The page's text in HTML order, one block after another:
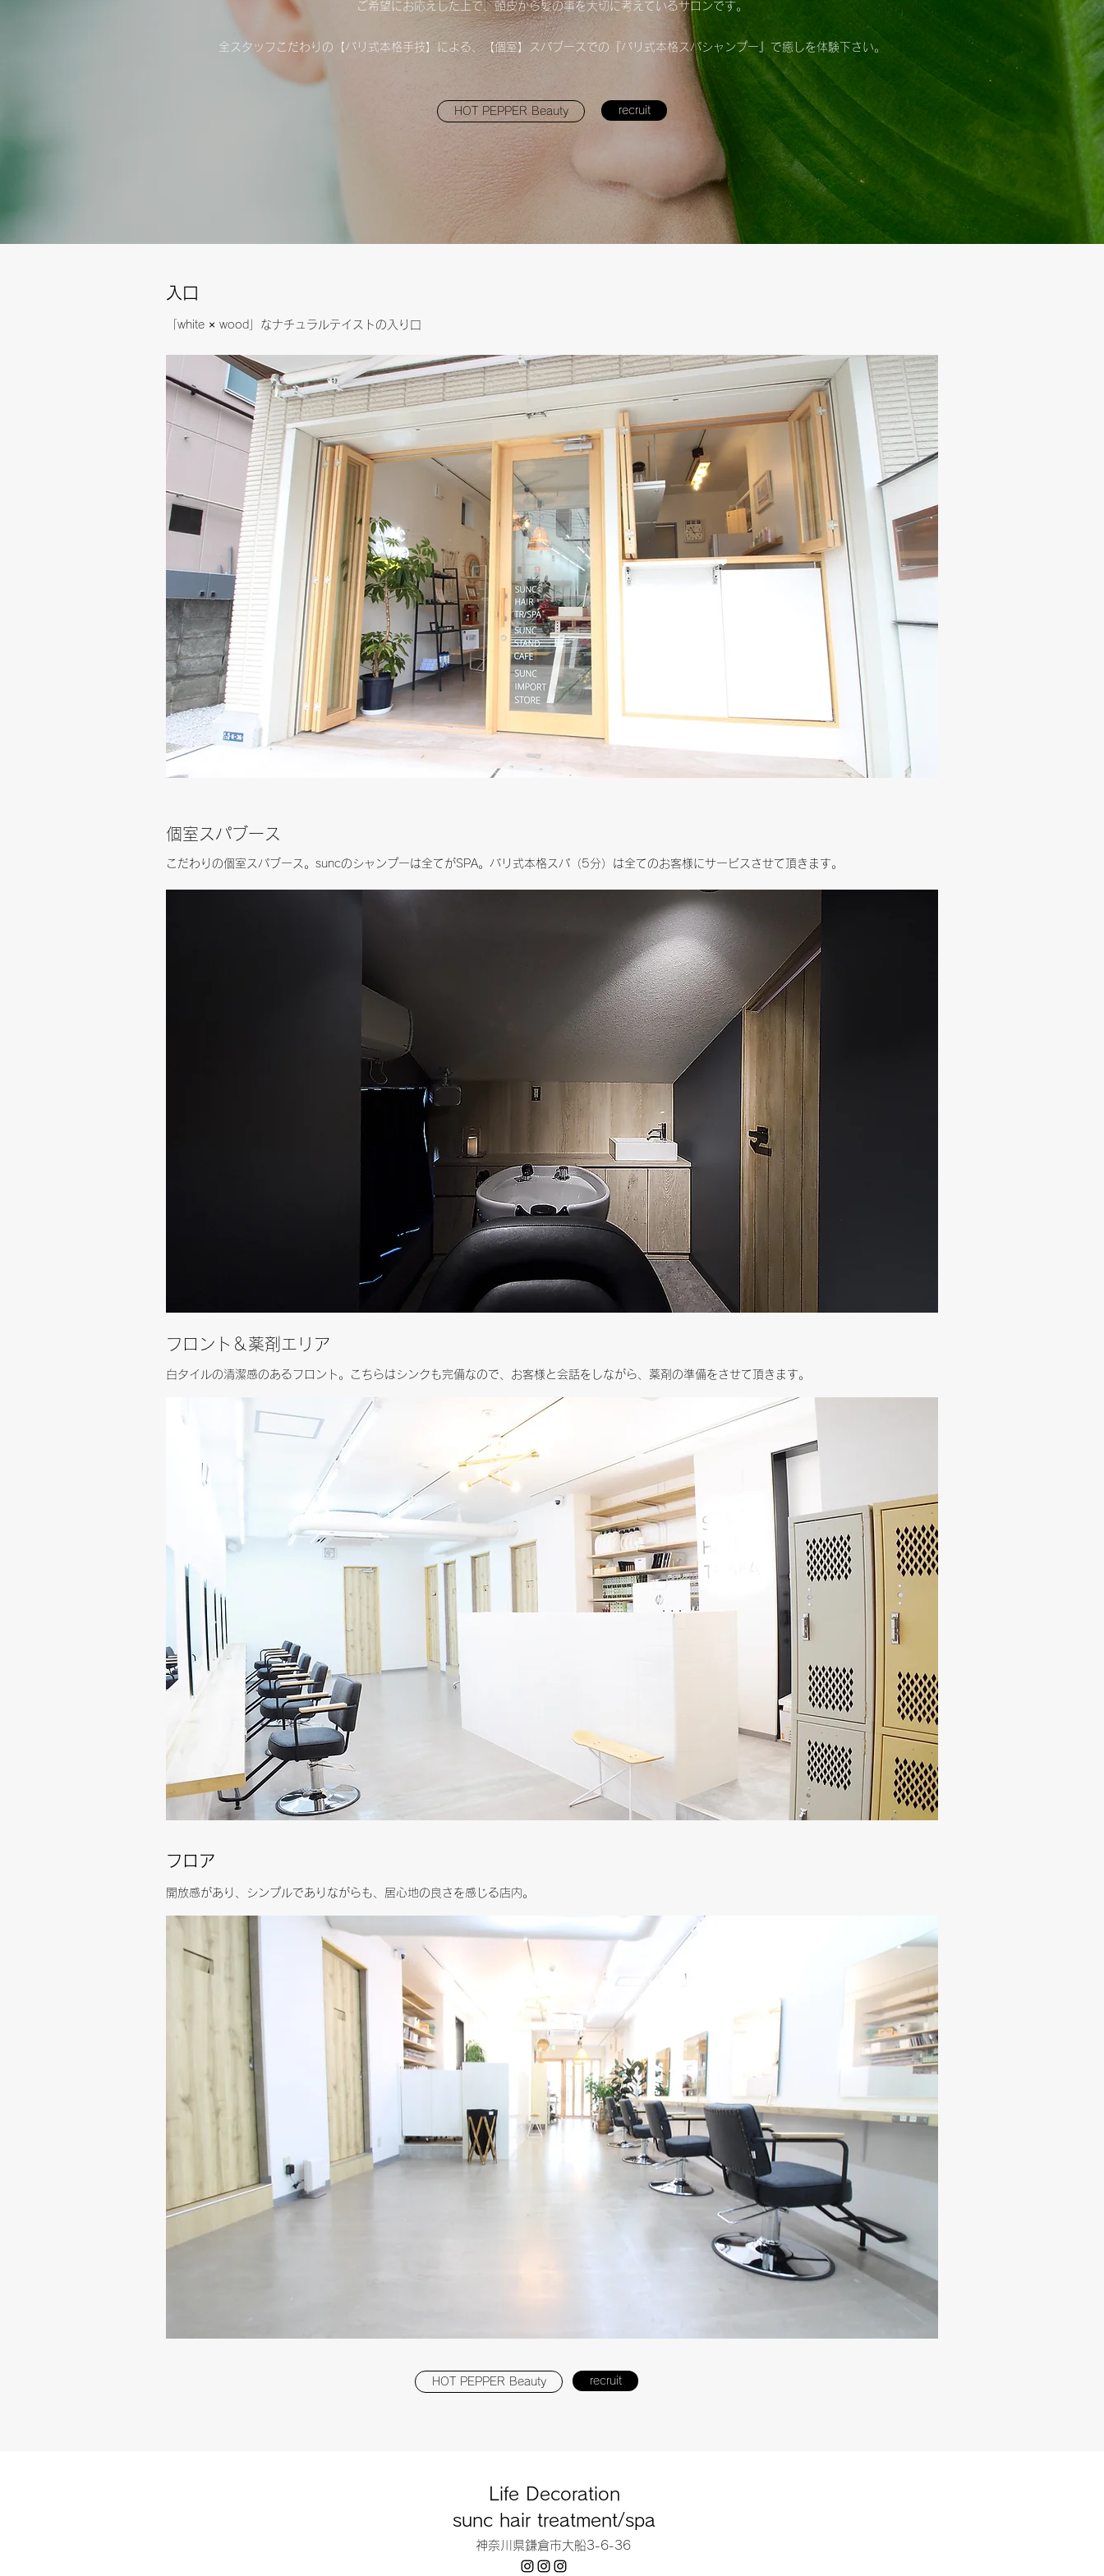
ご希望にお応えした上で、頭皮から髪の事を大切に考えているサロンです。
全スタッフこだわりの【バリ式本格手技】による、【個室】スパブースでの『バリ式本格スパシャンプー』で癒しを体験下さい。
HOT PEPPER Beauty recruit
入口
「white × wood」なナチュラルテイストの入り口
​個室スパブース
こだわりの個室スパブース。suncのシャンプーは全てがSPA。バリ式本格スパ（5分）は全てのお客様にサービスさせて頂きます。
​フロント＆薬剤エリア
白タイルの清潔感のあるフロント。こちらはシンクも完備なので、お客様と会話をしながら、薬剤の準備をさせて頂きます。
フロア
開放感があり、シンプルでありながらも、居心地の良さを感じる店内。
HOT PEPPER Beauty recruit
Life Decoration
sunc hair treatment/spa
神奈川県鎌倉市大船3-6-36